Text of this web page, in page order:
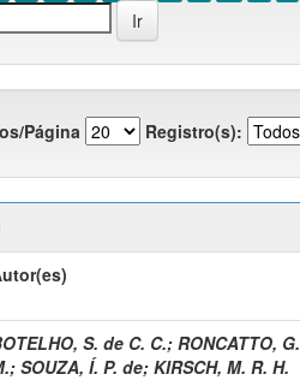
Página Registro(s):
S. de C. C.; RONCATTO, G.
; SOUZA, Í. P. de; KIRSCH, M. R. H.